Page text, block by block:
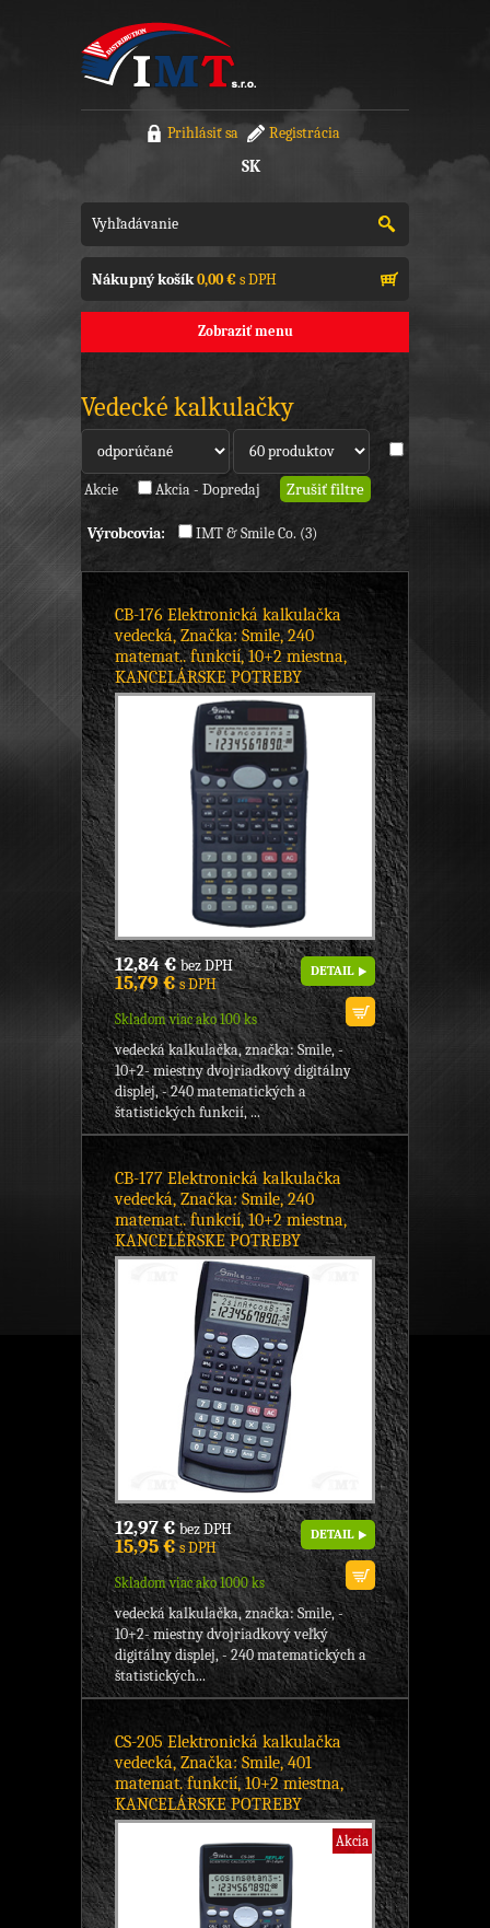
Prihlásiť sa Registrácia
SK
Nákupný košík0,00 €s DPH
Zobraziť menu
Vedecké kalkulačky
Akcie Akcia - Dopredaj
Výrobcovia: IMT & Smile Co. (3)
CB-176 Elektronická kalkulačka
vedecká, Značka: Smile, 240
matemat.. funkcií, 10+2 miestna,
KANCELÁRSKE POTREBY
12,84 €bez DPH
15,79 €s DPH
Skladom viac ako 100 ks
DETAIL
vedecká kalkulačka, značka: Smile, -
10+2- miestny dvojriadkový digitálny
displej, - 240 matematických a
štatistických funkcií, ...
CB-177 Elektronická kalkulačka
vedecká, Značka: Smile, 240
matemat.. funkcií, 10+2 miestna,
KANCELÉRSKE POTREBY
12,97 €bez DPH
15,95 €s DPH
Skladom viac ako 1000 ks
DETAIL
vedecká kalkulačka, značka: Smile, -
10+2- miestny dvojriadkový veľký
digitálny displej, - 240 matematických a
štatistických...
CS-205 Elektronická kalkulačka
vedecká, Značka: Smile, 401
matemat. funkcií, 10+2 miestna,
KANCELÁRSKE POTREBY
Akcia